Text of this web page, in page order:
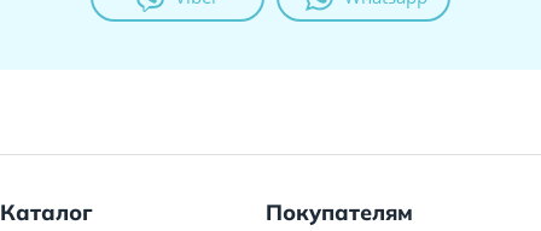
Каталог Покупателям